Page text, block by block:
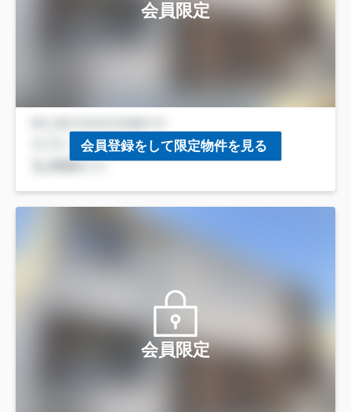
会員限定
会員登録をして限定物件を見る
会員限定